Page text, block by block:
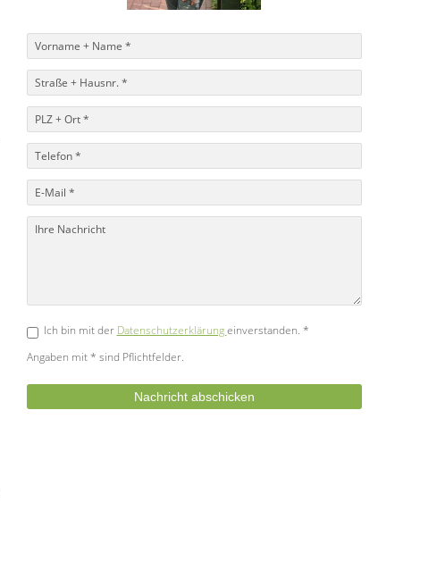
Ich bin mit der Datenschutzerklärungeinverstanden. *
Angaben mit * sind Pflichtfelder.